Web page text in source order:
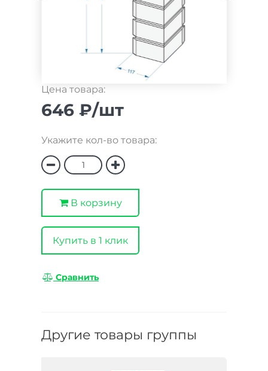
Цена товара:
646 ₽/шт
Укажите кол-во товара:
В корзину
Купить в 1 клик
Сравнить
Другие товары группы